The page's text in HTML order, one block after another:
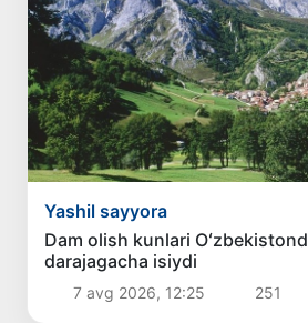
Yashil sayyora
Dam olish kunlari
darajagacha isiydi
7 avg 2026, 12:25 251